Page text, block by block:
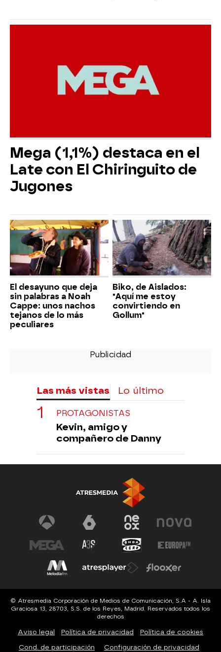
Mega (1,1%) destaca en el
Late con El Chiringuito de
Jugones
El desayuno que deja
sin palabras a Noah
Cappe: unos nachos
tejanos de lo más
peculiares
Biko, de Aislados:
"Aquí me estoy
convirtiendo en
Gollum"
Las más vistas Lo último
PROTAGONISTAS
Kevin, amigo y
compañero de Danny
© Atresmedia Corporación de Medios de Comunicación, S.A - A. Isla
Graciosa 13, 28703, S.S. de los Reyes, Madrid. Reservados todos los
derechos
Aviso legal Política de privacidad Política de cookies
Cond. de participación Configuración de privacidad